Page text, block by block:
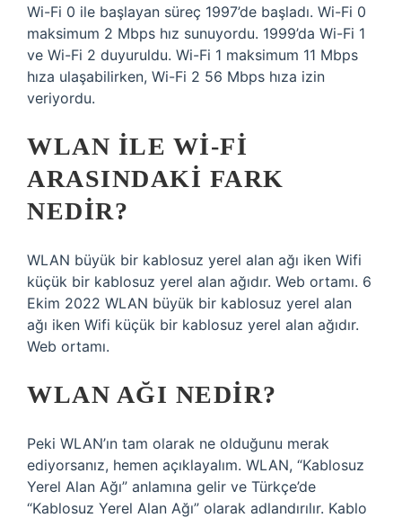
Wi-Fi 0 ile başlayan süreç 1997’de başladı. Wi-Fi 0
maksimum 2 Mbps hız sunuyordu. 1999’da Wi-Fi 1
ve Wi-Fi 2 duyuruldu. Wi-Fi 1 maksimum 11 Mbps
hıza ulaşabilirken, Wi-Fi 2 56 Mbps hıza izin
veriyordu.
WLAN ILE WI-FI
ARASINDAKI FARK
NEDIR?
WLAN büyük bir kablosuz yerel alan ağı iken Wifi
küçük bir kablosuz yerel alan ağıdır. Web ortamı. 6
Ekim 2022 WLAN büyük bir kablosuz yerel alan
ağı iken Wifi küçük bir kablosuz yerel alan ağıdır.
Web ortamı.
WLAN AĞI NEDIR?
Peki WLAN’ın tam olarak ne olduğunu merak
ediyorsanız, hemen açıklayalım. WLAN, “Kablosuz
Yerel Alan Ağı” anlamına gelir ve Türkçe’de
“Kablosuz Yerel Alan Ağı” olarak adlandırılır. Kablo